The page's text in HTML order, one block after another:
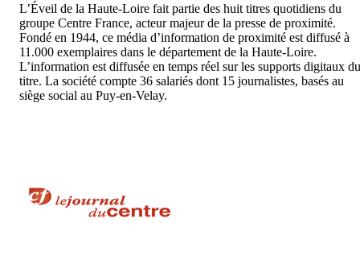
L’Éveil de la Haute-Loire fait partie des huit titres quotidiens du
groupe Centre France, acteur majeur de la presse de proximité.
Fondé en 1944, ce média d’information de proximité est diffusé à
11.000 exemplaires dans le département de la Haute-Loire.
L’information est diffusée en temps réel sur les supports digitaux du
titre. La société compte 36 salariés dont 15 journalistes, basés au
siège social au Puy-en-Velay.